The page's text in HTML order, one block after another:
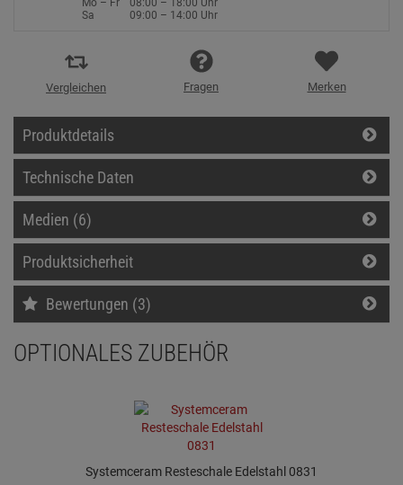
Mo – Fr
08:00 – 18:00 Uhr
Sa
09:00 – 14:00 Uhr
Vergleichen Fragen Merken
Produktdetails
Technische Daten
Medien (6)
Produktsicherheit
Bewertungen (3)
OPTIONALES ZUBEHÖR
Systemceram Resteschale Edelstahl 0831